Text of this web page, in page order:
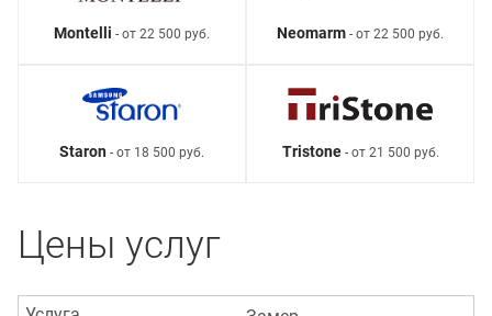
Montelli - от 22 500 руб. Neomarm - от 22 500 руб.
Staron - от 18 500 руб. Tristone- от 21 500 руб.
Цены услуг